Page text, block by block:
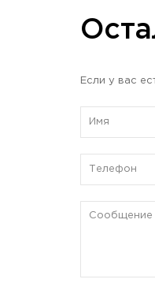
Если у вас